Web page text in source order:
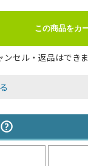
この商品をカ
セル・返品はできま